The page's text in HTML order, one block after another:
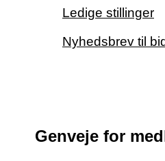
Ledige stillinger
Nyhedsbrev til
Genveje for